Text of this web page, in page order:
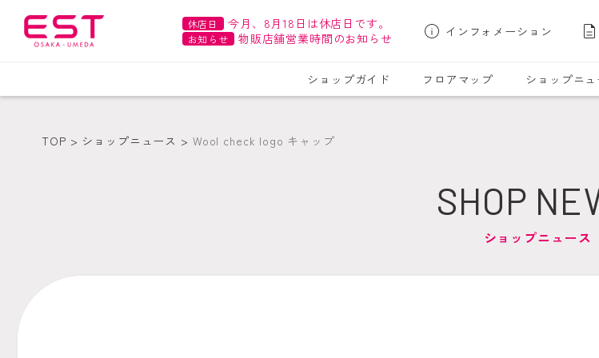
休店日 今月、8月18日は休店日です。
お知らせ 物販店舗営業時間のお知らせ インフォメーション
ショップガイド フロアマップ ショップニュ
TOP ショップニュース Wool check logo キャップ
SHOP
ショップニュース